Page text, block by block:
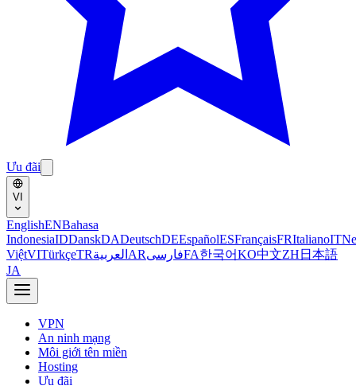
Ưu đãi
VI
EnglishENBahasa
IndonesiaIDDanskDADeutschDEEspañolESFrançaisFRItalianoIT
ViệtVITürkçeTRالعربية ARفارسیFA한국어KO中文ZH 日本語
JA
VPN
An ninh mạng
Môi giới tên miền
Hosting
Ưu đãi